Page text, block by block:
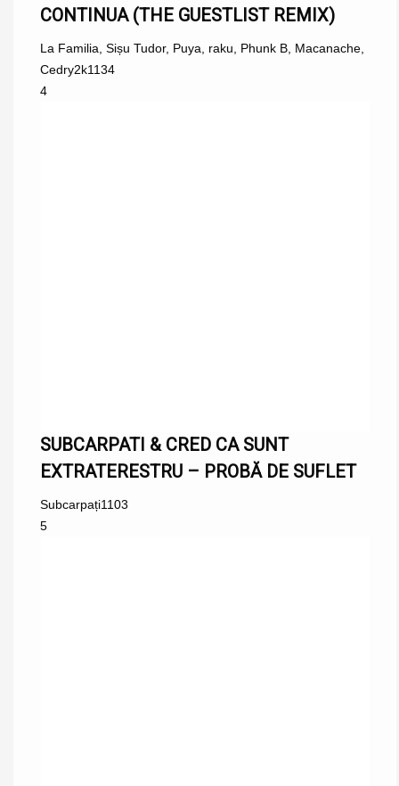
CONTINUA (THE GUESTLIST REMIX)
La Familia ,Sișu Tudor, Puya raku Phunk B Macanache
Cedry2k1134
4
SUBCARPATI & CRED CA SUNT
EXTRATERESTRU – PROBĂ DE SUFLET
Subcarpați1103
5